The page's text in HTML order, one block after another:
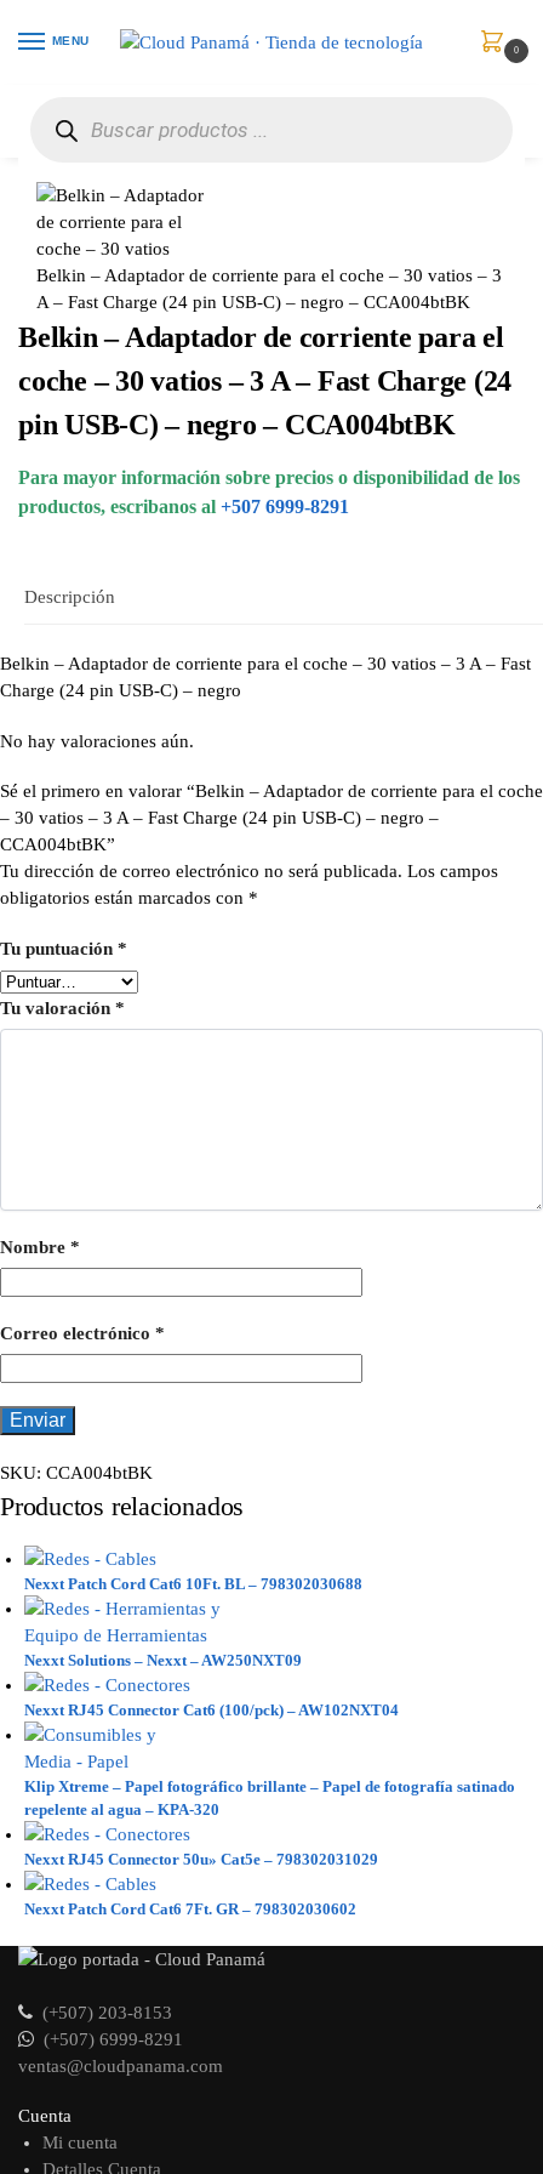
MENU
0
Belkin – Adaptador de corriente para el coche – 30 vatios – 3
A – Fast Charge (24 pin USB-C) – negro – CCA004btBK
Belkin – Adaptador de corriente para el
coche – 30 vatios – 3 A – Fast Charge (24
pin USB-C) – negro – CCA004btBK
Para mayor información sobre precios o disponibilidad de los
productos, escribanos al +507 6999-8291
Descripción
Belkin – Adaptador de corriente para el coche – 30 vatios – 3 A – Fast
Charge (24 pin USB-C) – negro
No hay valoraciones aún.
Sé el primero en valorar “Belkin – Adaptador de corriente para el coche
– 30 vatios – 3 A – Fast Charge (24 pin USB-C) – negro –
CCA004btBK”
Tu dirección de correo electrónico no será publicada. Los campos
obligatorios están marcados con *
Tu puntuación *
Tu valoración *
Nombre *
Correo electrónico *
SKU: CCA004btBK
Productos relacionados
Nexxt Patch Cord Cat6 10Ft. BL – 798302030688
Nexxt Solutions – Nexxt – AW250NXT09
Nexxt RJ45 Connector Cat6 (100/pck) – AW102NXT04
Klip Xtreme – Papel fotográfico brillante – Papel de fotografía satinado
repelente al agua – KPA-320
Nexxt RJ45 Connector 50u» Cat5e – 798302031029
Nexxt Patch Cord Cat6 7Ft. GR – 798302030602
(+507) 203-8153
(+507) 6999-8291
ventas@cloudpanama.com
Cuenta
Mi cuenta
Detalles Cuenta